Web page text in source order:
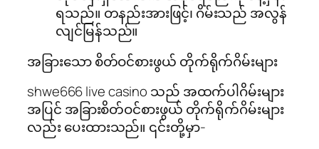
ရသည်။ တနည်းအားဖြင့်၊ ဂိမ်းသည် အလွန်
လျင်မြန်သည်။
အခြားသော စိတ်ဝင်စားဖွယ် တိုက်ရိုက်ဂိမ်းများ
shwe666 live casino သည် အထက်ပါဂိမ်းများ
အပြင် အခြားစိတ်ဝင်စားဖွယ် တိုက်ရိုက်ဂိမ်းများ
လည်း ပေးထားသည်။ ၎င်းတို့မှာ-